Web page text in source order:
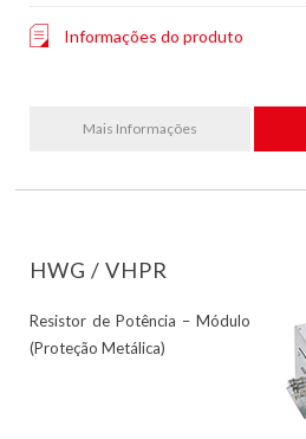
Informações do produto
Mais Informações
HWG / VHPR
Resistor de Potência – Módulo
(Proteção Metálica)